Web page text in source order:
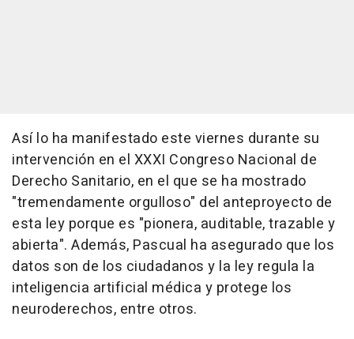
Así lo ha manifestado este viernes durante su
intervención en el XXXI Congreso Nacional de
Derecho Sanitario, en el que se ha mostrado
"tremendamente orgulloso" del anteproyecto de
esta ley porque es "pionera, auditable, trazable y
abierta". Además, Pascual ha asegurado que los
datos son de los ciudadanos y la ley regula la
inteligencia artificial médica y protege los
neuroderechos, entre otros.